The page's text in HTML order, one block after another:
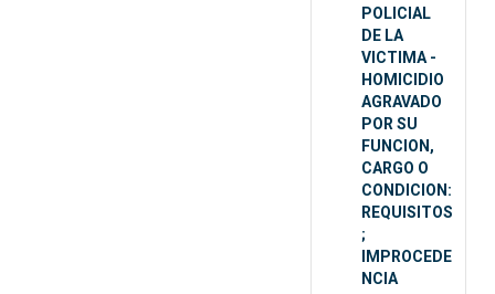
POLICIAL
DE LA
VICTIMA -
HOMICIDIO
AGRAVADO
POR SU
FUNCION,
CARGO O
CONDICION:
REQUISITOS
;
IMPROCEDE
NCIA